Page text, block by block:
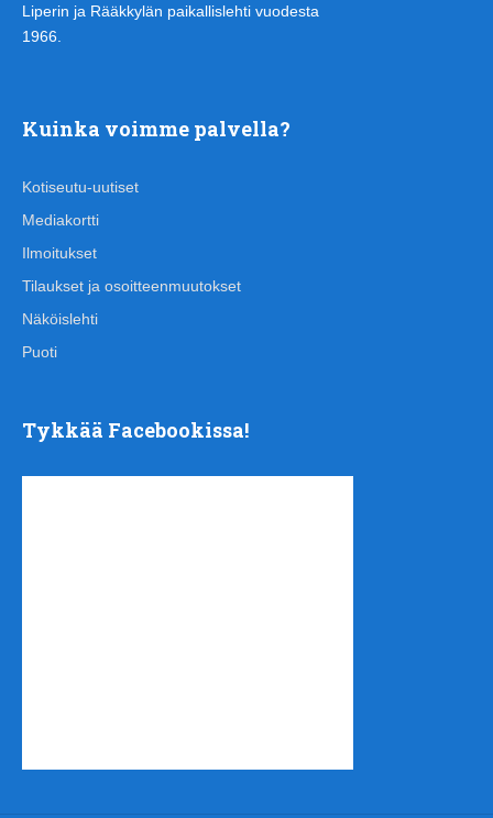
Liperin ja Rääkkylän paikallislehti vuodesta
1966.
Kuinka voimme palvella?
Kotiseutu-uutiset
Mediakortti
Ilmoitukset
Tilaukset ja osoitteenmuutokset
Näköislehti
Puoti
Tykkää Facebookissa!